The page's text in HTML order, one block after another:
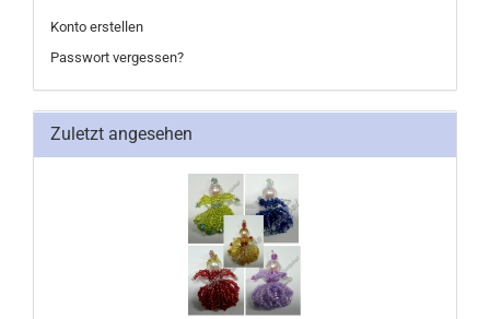
Konto erstellen
Passwort vergessen?
Zuletzt angesehen